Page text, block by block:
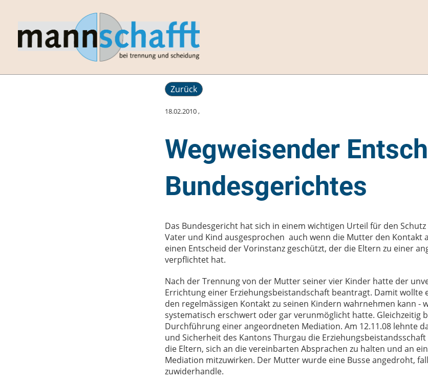
Zurück
18.02.2010,
Wegweisender
Bundesgerichtes
Das Bundesgericht hat sich in einem wichtigen Urteil für den
Vater und Kind ausgesprochen  auch wenn die Mutter den Kontakt
einen Entscheid der Vorinstanz geschützt, der die Eltern zu einer
verpflichtet hat.
Nach der Trennung von der Mutter seiner vier Kinder hatte der
Errichtung einer Erziehungsbeistandschaft beantragt. Damit wollte
den regelmässigen Kontakt zu seinen Kindern wahrnehmen kann -
systematisch erschwert oder gar verunmöglicht hatte. Gleichzeitig
Durchführung einer angeordneten Mediation. Am 12.11.08 lehnte
und Sicherheit des Kantons Thurgau die
die Eltern, sich an die vereinbarten Absprachen zu halten und an
Mediation mitzuwirken. Der Mutter wurde eine Busse angedroht,
zuwiderhandle.